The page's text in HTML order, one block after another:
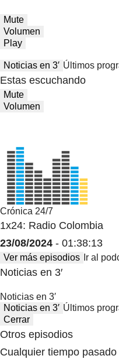
Mute
Volumen
Play
Noticias en 3′ Últimos
Estas escuchando
Mute
Volumen
Crónica 24/7
1x24: Radio Colombia
23/08/2024 - 01:38:13
Ver más episodios Ir al
Noticias en 3′
Noticias en 3′
Noticias en 3′ Últimos
Cerrar
Otros episodios
Cualquier tiempo